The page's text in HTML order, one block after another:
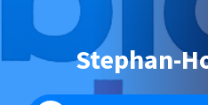
Stephan-